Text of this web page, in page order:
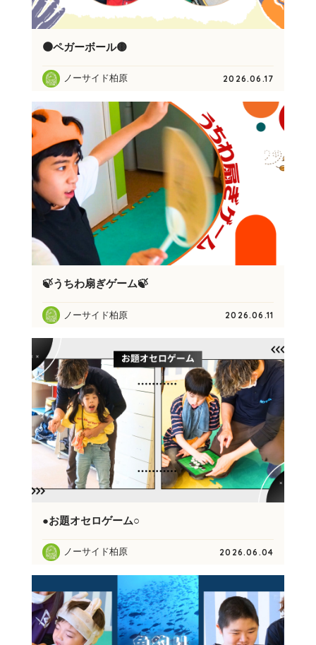
🟠ペガーボール🟡
ノーサイド柏原 2026.06.17
🍃うちわ扇ぎゲーム🍃
ノーサイド柏原 2026.06.11
●お題オセロゲーム○
ノーサイド柏原 2026.06.04